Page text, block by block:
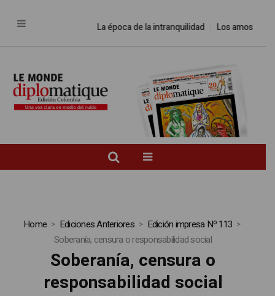
La época de la intranquilidad Los amos del
Home Ediciones Anteriores
Edición impresa Nº 113
Soberanía, censura o responsabilidad social
Soberanía, censura o
responsabilidad social